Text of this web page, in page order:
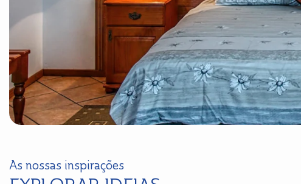
As nossas inspirações